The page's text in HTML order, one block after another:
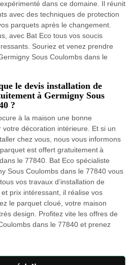
dans ce domaine. Il réunit
avec des techniques de protection
parquets après le changement.
avec Bat Eco tous vos soucis
Souriez et venez prendre
Sous Coulombs dans le
le devis installation de
à Germigny Sous
?
à la maison une bonne
décoration intérieure. Et si un
chez vous, nous vous informons
est offert gratuitement à
le 77840. Bat Eco spécialiste
Sous Coulombs dans le 77840 vous
vos travaux d’installation de
prix intéressant, il réalise vos
le parquet cloué, votre maison
design. Profitez vite les offres de
dans le 77840 et prenez